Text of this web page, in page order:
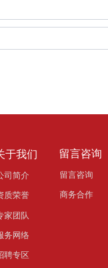
留言咨询
商务合作
司简介
质荣誉
家团队
务网络
聘专区
留言咨询
于我们